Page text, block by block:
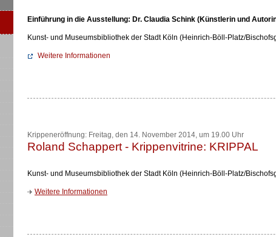
Einführung in die Ausstellung: Dr. Claudia Schink (Künstlerin und
Kunst- und Museumsbibliothek der Stadt Köln (Heinrich-Böll-Platz/
Weitere Informationen
Krippeneröffnung: Freitag, den 14. November 2014, um 19.00 Uhr
Roland Schappert - Krippenvitrine: KRIPPAL
Kunst- und Museumsbibliothek der Stadt Köln (Heinrich-Böll-Platz/
Weitere Informationen